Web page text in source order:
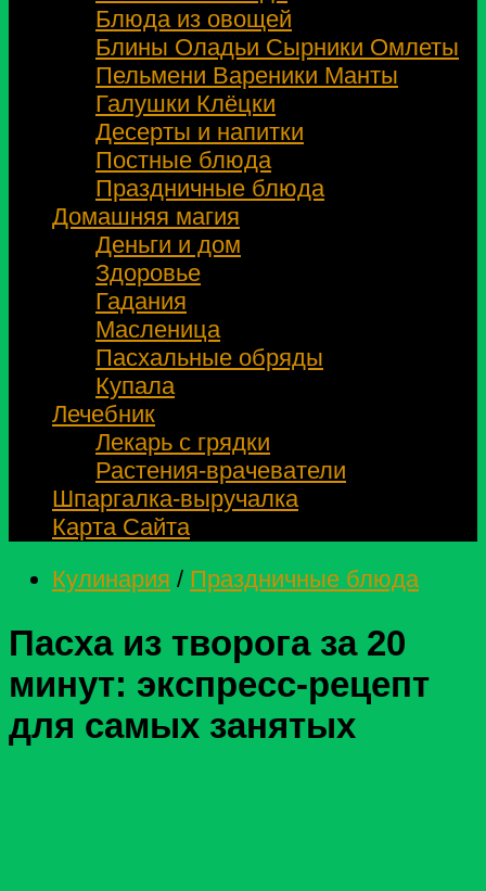
Блюда из овощей
Блины Оладьи Сырники Омлеты
Пельмени Вареники Манты
Галушки Клёцки
Десерты и напитки
Постные блюда
Праздничные блюда
Домашняя магия
Деньги и дом
Здоровье
Гадания
Масленица
Пасхальные обряды
Купала
Лечебник
Лекарь с грядки
Растения-врачеватели
Шпаргалка-выручалка
Карта Сайта
Кулинария / Праздничные блюда
Пасха из творога за 20
минут: экспресс‑рецепт
для самых занятых